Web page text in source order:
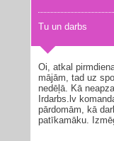
Tu un darbs
Oi, atkal
mājām, tad uz
nedēļā. Kā
Irdarbs.lv
pārdomām, kā
patīkamāku.